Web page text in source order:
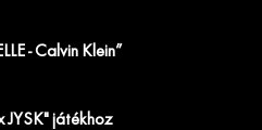
- Calvin Klein”
JYSK" játékhoz